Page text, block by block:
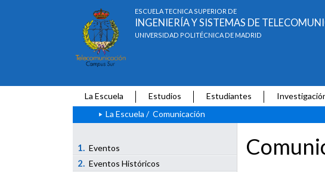
ESCUELA TÉCNICA SUPERIOR DE
INGENIERÍA Y SISTEMAS DE
UNIVERSIDAD POLITÉCNICA DE MADRID
La Escuela Estudios Estudiantes
La Escuela / Comunicación
1. Eventos
2. Eventos Históricos